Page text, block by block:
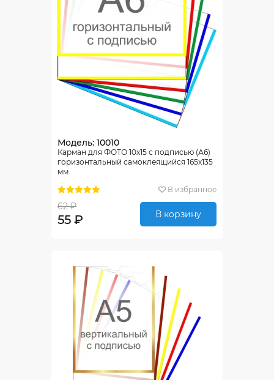
Модель: 10010
Карман для ФОТО 10х15 с подписью (А6)
горизонтальный самоклеящийся 165х135
мм
В избранное
62 ₽
55 ₽ В корзину